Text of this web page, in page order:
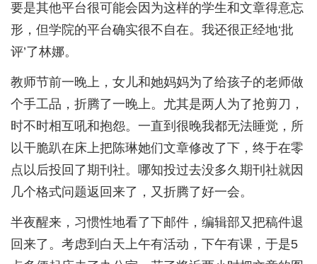
要是其他平台很可能会因为这样的学生和文章得意忘
形，但学院的平台确实很不自在。我还很正经地‘批
评’了林娜。
教师节前一晚上，女儿和她妈妈为了给孩子的老师做
个手工品，折腾了一晚上。尤其是两人为了抢剪刀，
时不时相互吼和抱怨。一直到很晚我都无法睡觉，所
以干脆趴在床上把陈琳她们文章修改了下，终于在零
点以后投回了期刊社。哪知投过去没多久期刊社就因
几个格式问题返回来了，又折腾了好一会。
半夜醒来，习惯性地看了下邮件，编辑部又把稿件退
回来了。考虑到白天上午有活动，下午有课，于是5